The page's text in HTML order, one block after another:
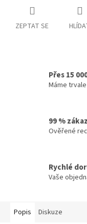
ZEPTAT SE
Přes 15
Máme
99 %
Ověřené
Rychlé
Vaše
Popis Diskuze